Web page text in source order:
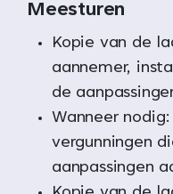
Meesturen
Kopie van de
aannemer,
de
Wanneer
vergunningen
aanpassingen